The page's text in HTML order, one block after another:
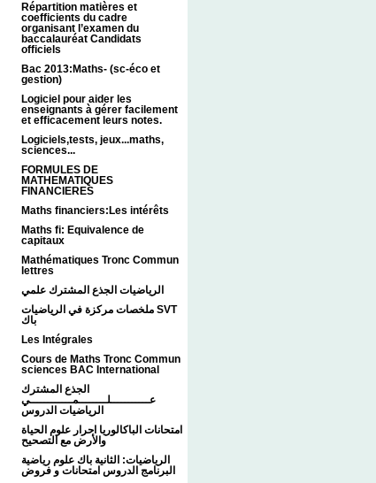
Répartition matières et
coefficients du cadre
organisant l’examen du
baccalauréat Candidats
officiels
Bac 2013:Maths- (sc-éco et
gestion)
Logiciel pour aider les
enseignants à gérer facilement
et efficacement leurs notes.
Logiciels,tests, jeux...maths,
sciences...
FORMULES DE
MATHEMATIQUES
FINANCIERES
Maths financiers:Les intérêts
Maths fi: Equivalence de
capitaux
Mathématiques Tronc Commun
lettres
الرياضيات الجذع المشترك علمي
ملخصات مركزة في الرياضيات SVT
باك
Les Intégrales
Cours de Maths Tronc Commun
sciences BAC International
الجذع المشترك
عـــــــــــلــــــــمــــــــــــي
الرياضيات الدروس
امتحانات الباكالوريا احرار علوم الحياة
والأرض مع التصحيح
الرياضيات: الثانية باك علوم رياضية
البرنامج الدروس امتحانات و فروض